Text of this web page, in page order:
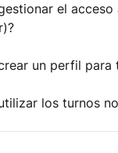
el
un perfil para
los turnos